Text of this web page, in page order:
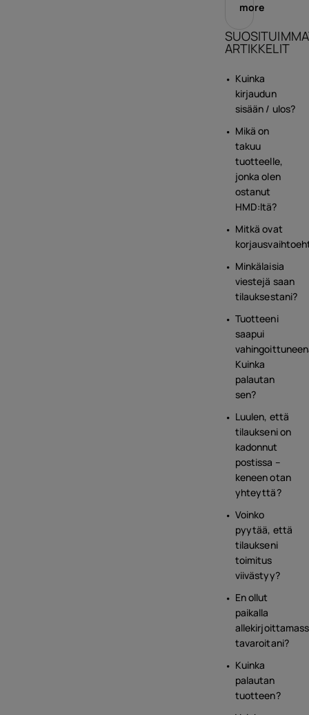
more
ARTIKKELIT
Kuinka
kirjaudun
sisään / ulos?
Mikä on
takuu
tuotteelle,
jonka olen
ostanut
HMD:ltä?
Mitkä ovat
Minkälaisia
viestejä saan
tilauksestani?
Tuotteeni
saapui
Kuinka
palautan
sen?
Luulen, että
tilaukseni on
kadonnut
postissa –
keneen otan
yhteyttä?
Voinko
pyytää, että
tilaukseni
toimitus
viivästyy?
En ollut
paikalla
tavaroitani?
Kuinka
palautan
tuotteen?